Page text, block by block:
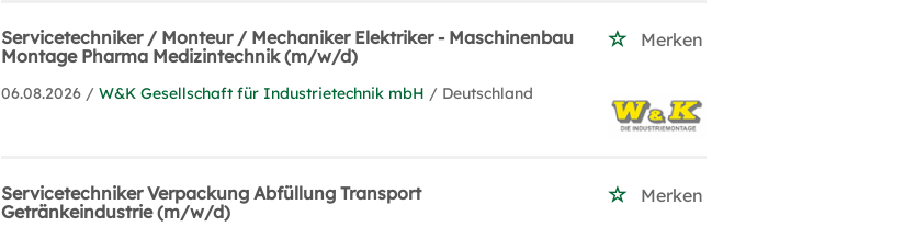
Servicetechniker / Monteur / Mechaniker Elektriker - Maschinenbau
Montage Pharma Medizintechnik (m/w/d)
Merken
06.08.2026 /W&K Gesellschaft für Industrietechnik mbH / Deutschland
Servicetechniker Verpackung Abfüllung Transport
Getränkeindustrie (m/w/d)
Merken